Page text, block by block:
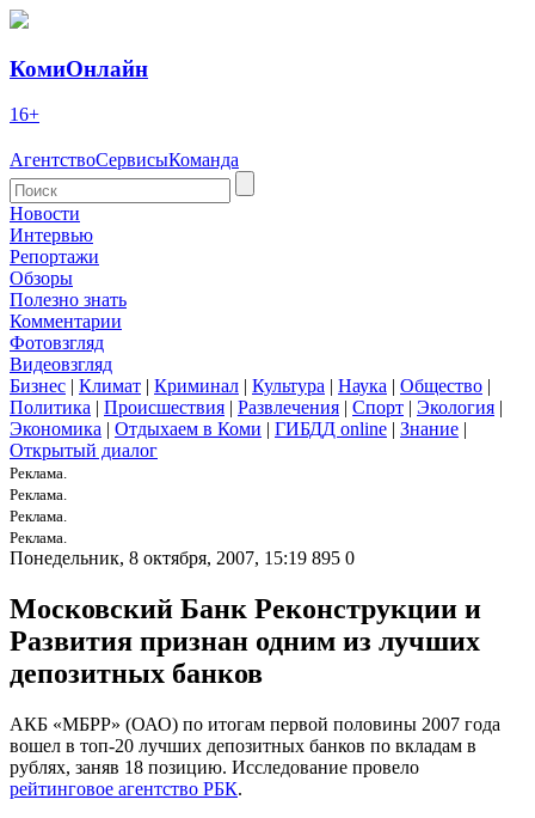
КомиОнлайн
16+
АгентствоСервисыКоманда
Новости
Интервью
Репортажи
Обзоры
Полезно знать
Комментарии
Фотовзгляд
Видеовзгляд
Бизнес | Климат | Криминал | Культура | Наука | Общество |
Политика | Происшествия | Развлечения | Спорт | Экология |
Экономика | Отдыхаем в Коми | ГИБДД online | Знание |
Открытый диалог
Реклама.
Реклама.
Реклама.
Реклама.
Понедельник, 8 октября, 2007, 15:19 895 0
Московский Банк Реконструкции и
Развития признан одним из лучших
депозитных банков
АКБ «МБРР» (ОАО) по итогам первой половины 2007 года
вошел в топ-20 лучших депозитных банков по вкладам в
рублях, заняв 18 позицию. Исследование провело
рейтинговое агентство РБК.